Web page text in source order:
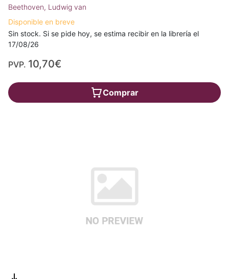
Beethoven, Ludwig van
Disponible en breve
Sin stock. Si se pide hoy, se estima recibir en la librería el
17/08/26
PVP. 10,70€
Comprar